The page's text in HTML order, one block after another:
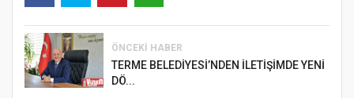
ÖNCEKI HABER
TERME BELEDİYESİ’NDEN İLETİŞİMDE YENİ
DÖ...